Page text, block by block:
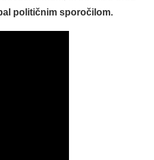
političnim sporočilom.